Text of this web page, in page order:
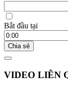
Bắt đầu tại
Chia sẻ
VIDEO LIÊN